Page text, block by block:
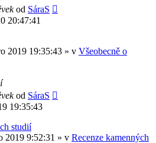
od SáraS
20:47:41
2019 19:35:43 » v Všeobecně o
od SáraS
19:35:43
studií
2019 9:52:31 » v Recenze kamenných